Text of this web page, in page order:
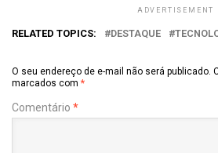
ADVERTISEMENT
RELATED TOPICS: DESTAQUE
O seu endereço de e-mail não será publicado.
marcados com *
Comentário *